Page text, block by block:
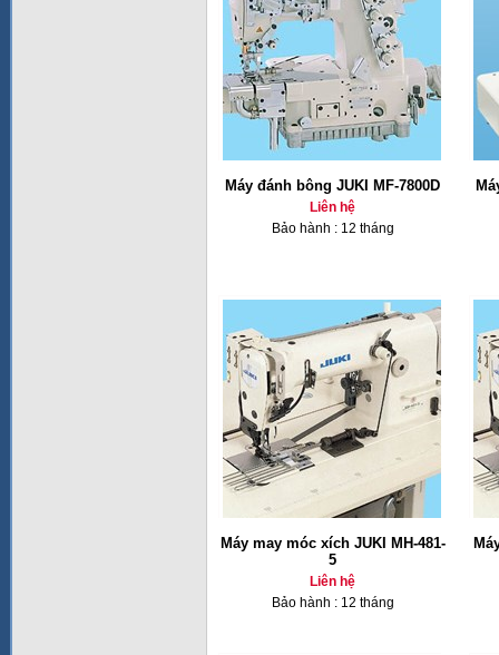
Máy đánh bông JUKI MF-7800D
Liên hệ
Bảo hành : 12 tháng
Máy may móc xích JUKI MH-481-
5
Liên hệ
Bảo hành : 12 tháng